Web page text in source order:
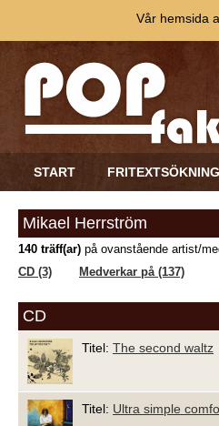
START FRITEXTSÖKNING
Mikael Herrström
140 träff(ar) på ovanstående artist/
CD (3)
Medverkar på (137)
CD
Titel: The second waltz
Titel: Ultra simple
Vår hemsida